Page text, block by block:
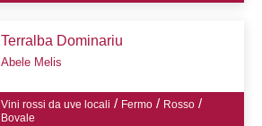
Terralba Dominariu
Abele Melis
Vini rossi da uve locali / Fermo / Rosso /
Bovale